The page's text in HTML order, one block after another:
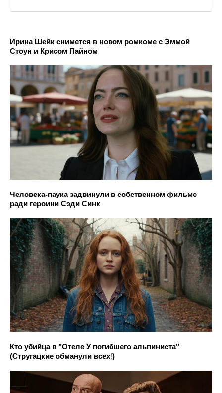
Ирина Шейк снимется в новом ромкоме с Эммой
Стоун и Крисом Пайном
Человека-паука задвинули в собственном фильме
ради героини Сэди Синк
Кто убийца в "Отеле У погибшего альпиниста"
(Стругацкие обманули всех!)